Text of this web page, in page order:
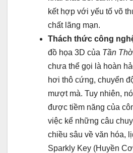
kết hợp với yếu tố võ
chất lãng mạn.
Thách thức công
đồ họa 3D của Tần
chưa thể gọi là hoàn
hơi thô cứng, chuyển
mượt mà. Tuy nhiên,
được tiềm năng của
việc kể những câu
chiều sâu về văn hóa,
Sparkly Key (Huyền